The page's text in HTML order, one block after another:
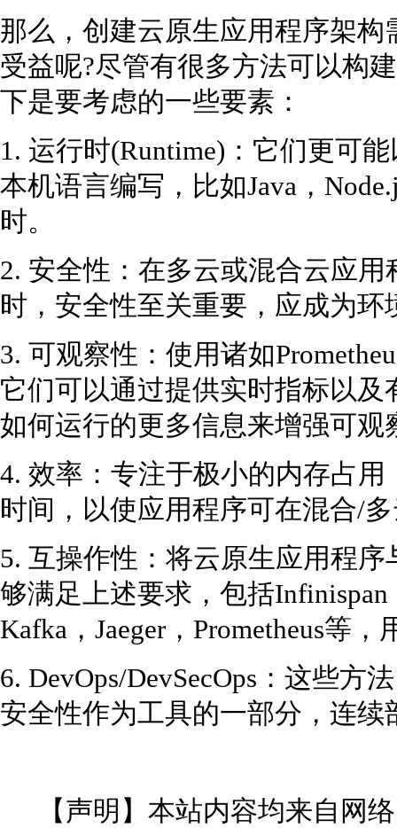
那么，创建云原生应用程序架
受益呢?尽管有很多方法可以构
下是要考虑的一些要素：
1. 运行时(Runtime)：它们更可
本机语言编写，比如Java，
时。
2. 安全性：在多云或混合云应
时，安全性至关重要，应成为
3. 可观察性：使用诸如
它们可以通过提供实时指标以
如何运行的更多信息来增强可
4. 效率：专注于极小的内存占
时间，以使应用程序可在混合/
5. 互操作性：将云原生应用程
够满足上述要求，包括
Kafka，Jaeger，Prometheus等
6. DevOps/DevSecOps：这些方
安全性作为工具的一部分，连续
【声明】本站内容均来自网